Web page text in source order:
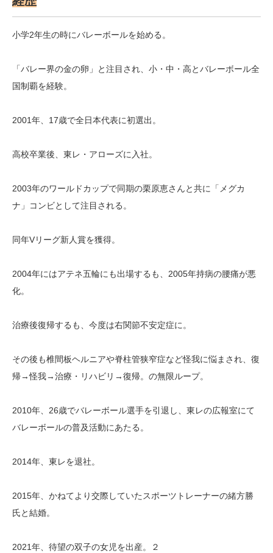
小学2年生の時にバレーボールを始める。
「バレー界の金の卵」と注目され、小・中・高とバレーボール全
国制覇を経験。
2001年、17歳で全日本代表に初選出。
高校卒業後、東レ・アローズに入社。
2003年のワールドカップで同期の栗原恵さんと共に「メグカ
ナ」コンビとして注目される。
同年Vリーグ新人賞を獲得。
2004年にはアテネ五輪にも出場するも、2005年持病の腰痛が悪
化。
治療後復帰するも、今度は右関節不安定症に。
その後も椎間板ヘルニアや脊柱管狭窄症など怪我に悩まされ、復
帰→怪我→治療・リハビリ→復帰。の無限ループ。
2010年、26歳でバレーボール選手を引退し、東レの広報室にて
バレーボールの普及活動にあたる。
2014年、東レを退社。
2015年、かねてより交際していたスポーツトレーナーの緒方勝
氏と結婚。
2021年、待望の双子の女児を出産。２